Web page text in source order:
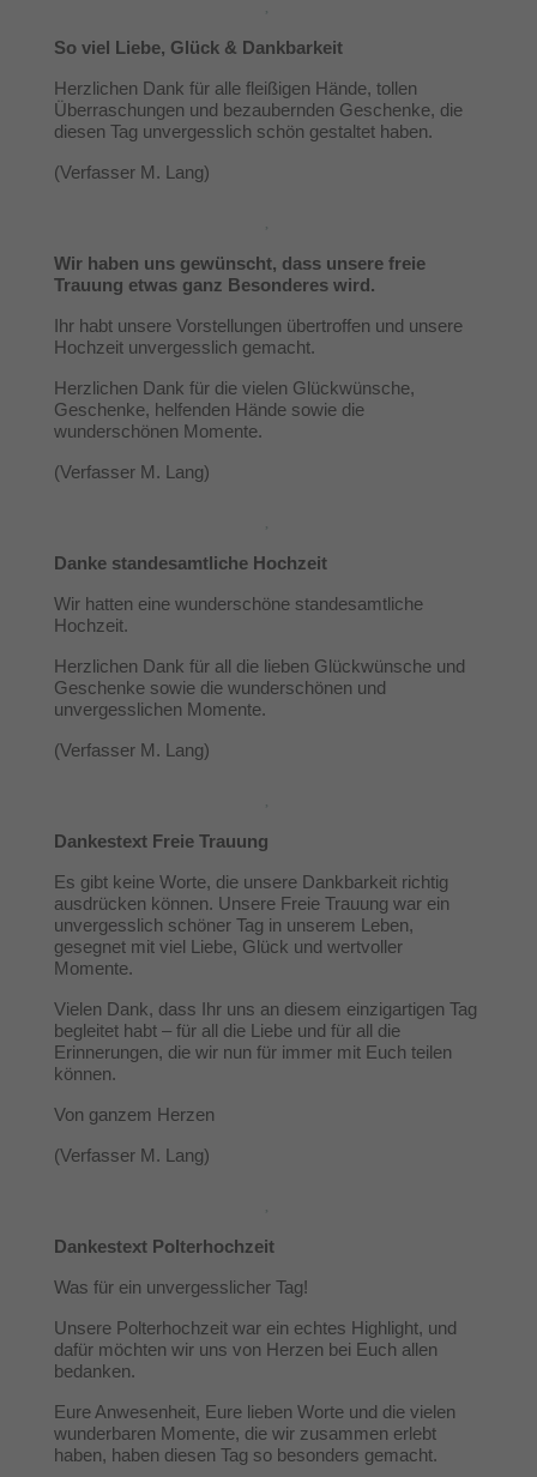
So viel Liebe, Glück & Dankbarkeit
Herzlichen Dank für alle fleißigen Hände, tollen
Überraschungen und bezaubernden Geschenke, die
diesen Tag unvergesslich schön gestaltet haben.
(Verfasser M. Lang)
Wir haben uns gewünscht, dass unsere freie
Trauung etwas ganz Besonderes wird.
Ihr habt unsere Vorstellungen übertroffen und unsere
Hochzeit unvergesslich gemacht.
Herzlichen Dank für die vielen Glückwünsche,
Geschenke, helfenden Hände sowie die
wunderschönen Momente.
(Verfasser M. Lang)
Danke standesamtliche Hochzeit
Wir hatten eine wunderschöne standesamtliche
Hochzeit.
Herzlichen Dank für all die lieben Glückwünsche und
Geschenke sowie die wunderschönen und
unvergesslichen Momente.
(Verfasser M. Lang)
Dankestext Freie Trauung
Es gibt keine Worte, die unsere Dankbarkeit richtig
ausdrücken können. Unsere Freie Trauung war ein
unvergesslich schöner Tag in unserem Leben,
gesegnet mit viel Liebe, Glück und wertvoller
Momente.
Vielen Dank, dass Ihr uns an diesem einzigartigen Tag
begleitet habt – für all die Liebe und für all die
Erinnerungen, die wir nun für immer mit Euch teilen
können.
Von ganzem Herzen
(Verfasser M. Lang)
Dankestext Polterhochzeit
Was für ein unvergesslicher Tag!
Unsere Polterhochzeit war ein echtes Highlight, und
dafür möchten wir uns von Herzen bei Euch allen
bedanken.
Eure Anwesenheit, Eure lieben Worte und die vielen
wunderbaren Momente, die wir zusammen erlebt
haben, haben diesen Tag so besonders gemacht.